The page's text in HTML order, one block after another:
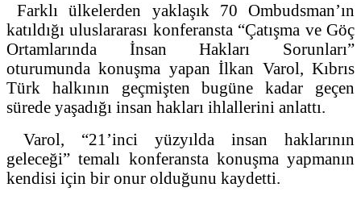
Farklı ülkelerden yaklaşık 70 Ombudsman’ın
katıldığı uluslararası konferansta “Çatışma ve Göç
Ortamlarında İnsan Hakları Sorunları”
oturumunda konuşma yapan İlkan Varol, Kıbrıs
Türk halkının geçmişten bugüne kadar geçen
sürede yaşadığı insan hakları ihlallerini anlattı.
Varol, “21’inci yüzyılda insan haklarının
geleceği” temalı konferansta konuşma yapmanın
kendisi için bir onur olduğunu kaydetti.